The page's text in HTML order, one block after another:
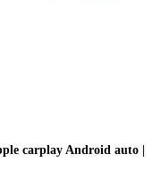
carplay Android auto |